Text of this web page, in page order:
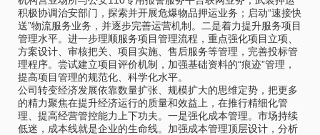
积极协调治安部门，探索并开展危爆物品押运业务；启动“速接快
送”物流服务业务，并逐步完善运营机制。二是着力提升服务项目
管理水平。进一步理顺服务项目管理流程，重点强化项目立项、
方案设计、审核把关、项目实施、售后服务等管理，完善投标管
理程序。尝试建立项目评价机制，加强基础资料的“痕迹”管理，
提高项目管理的规范化、科学化水平。
公司转变经济发展依靠数量扩张、规模扩大的思维定势，把更多
的精力聚焦在提升经济运行的质量和效益上，在推行精细化管
理、提高经营管控能力上下功夫。一是强化成本管理。市场持续
低迷，成本线就是企业的生命线。加强成本管理顶层设计，分析